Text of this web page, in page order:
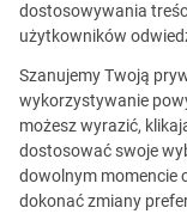
Blog
10 kwietnia 2019
a
dostosowywania
użytkowników
Szanujemy Twoją
wykorzystywanie
możesz wyrazić,
dostosować swoje
dowolnym momencie
dokonać zmiany